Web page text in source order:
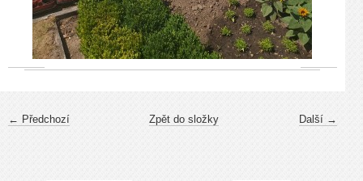
← Předchozí Další →
Zpět do složky